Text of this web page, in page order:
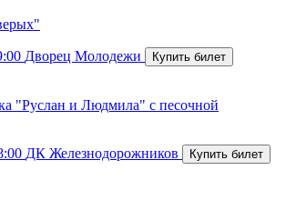
Дворец Молодежи
"Руслан и Людмила" с песочной
ДК Железнодорожников